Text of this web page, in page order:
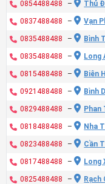
0854488488 – Thủ
0837488488 – Vạn
0835488488 – Bình
0835488488 – Long
0815488488 – Biên
0921488488 – Bình
0829488488 – Phan
0818488488 – Nha
0823488488 – Cần
0817488488 – Long
0825488488 – Rạch